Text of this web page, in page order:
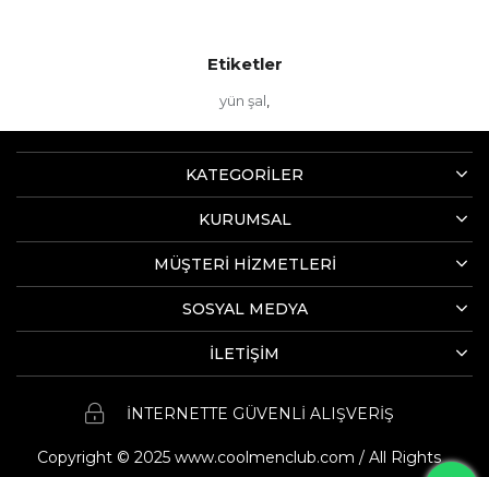
Etiketler
yün şal,
KATEGORİLER
KURUMSAL
MÜŞTERİ HİZMETLERİ
SOSYAL MEDYA
İLETİŞİM
İNTERNETTE GÜVENLİ ALIŞVERİŞ
Copyright © 2025 www.coolmenclub.com / All Rights